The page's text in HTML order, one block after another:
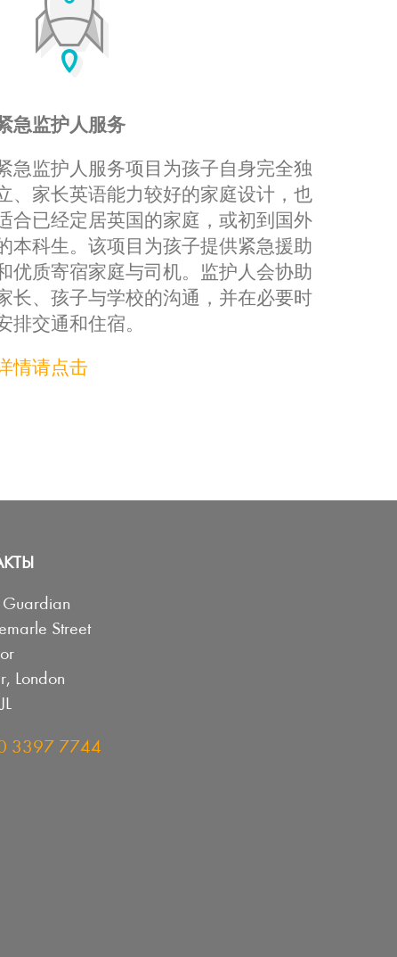
急监护人服务
急监护人服务项目为孩子自身完全独
、家长英语能力较好的家庭设计，也
合已经定居英国的家庭，或初到国外
本科生。该项目为孩子提供紧急援助
优质寄宿家庭与司机。监护人会协助
长、孩子与学校的沟通，并在必要时
排交通和住宿。
情请点击
Guardian
Street
London
3397 7744